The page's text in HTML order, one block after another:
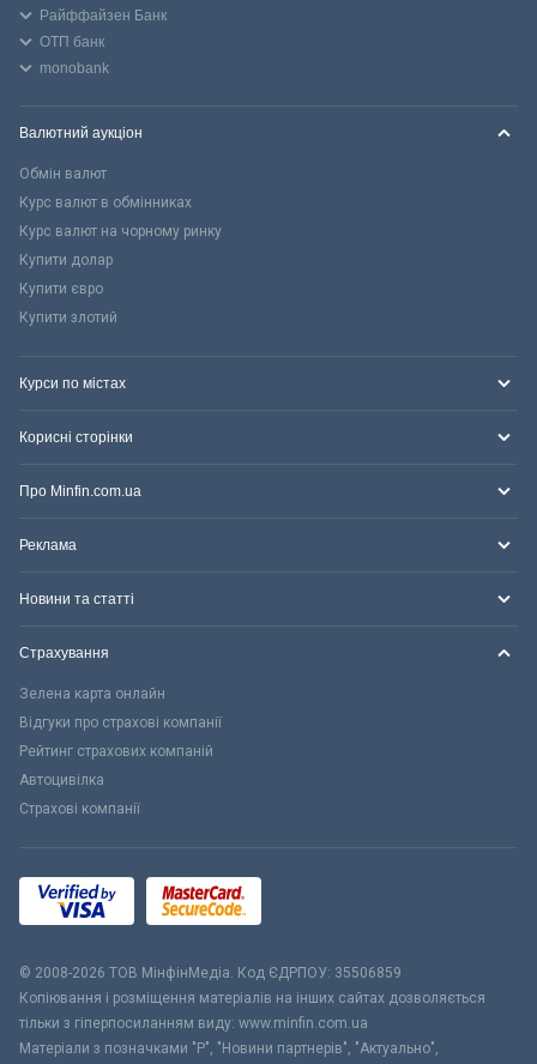
Райффайзен Банк
ОТП банк
monobank
Валютний аукціон
Обмін валют
Курс валют в обмінниках
Курс валют на чорному ринку
Купити долар
Купити євро
Купити злотий
Курси по містах
Корисні сторінки
Про Minfin.com.ua
Реклама
Новини та статті
Страхування
Зелена карта онлайн
Відгуки про страхові компанії
Рейтинг страхових компаній
Автоцивілка
Страхові компанії
© 2008-2026 ТОВ МiнфiнМедiа. Код ЄДРПОУ: 35506859
Копіювання і розміщення матеріалів на інших сайтах дозволяється
тільки з гіперпосиланням виду: www.minfin.com.ua
Матеріали з позначками "Р", "Новини партнерів", "Актуально",